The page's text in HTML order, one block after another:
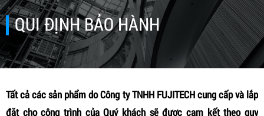
QUI ĐỊNH BẢO HÀNH
Tất cả các sản phẩm do Công ty TNHH FUJITECH cung cấp và lắp
đặt cho công trình của Quý khách sẽ được cam kết theo quy